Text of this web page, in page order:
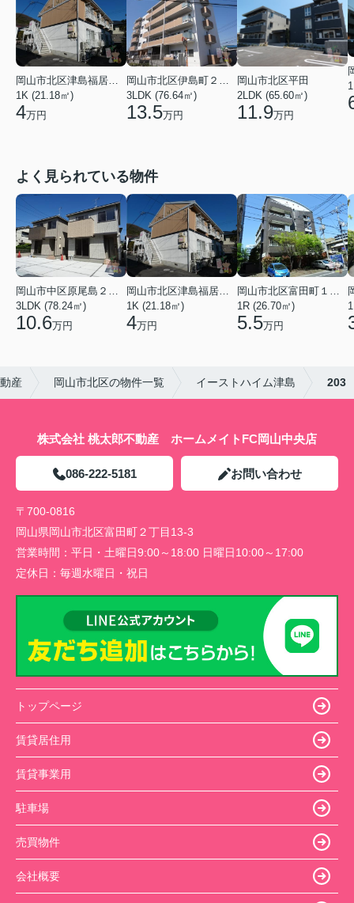
岡山市北区津島福居１丁目
1K (21.18㎡)
4万円
岡山市北区伊島町２丁目
3LDK (76.64㎡)
13.5万円
岡山市北区平田
2LDK (65.60㎡)
11.9万円
よく見られている物件
岡山市中区原尾島２丁目
3LDK (78.24㎡)
10.6万円
岡山市北区津島福居１丁目
1K (21.18㎡)
4万円
岡山市北区富田町１丁目
1R (26.70㎡)
5.5万円
産 岡山市北区の物件一覧 イーストハイム津島 203
株式会社 桃太郎不動産 ホームメイトFC岡山中央店
086-222-5181 お問い合わせ
〒700-0816
岡山県岡山市北区富田町２丁目13-3
営業時間： 平日・土曜日9:00～18:00 日曜日10:00～17:00
定休日： 毎週水曜日・祝日
トップページ
賃貸居住用
賃貸事業用
駐車場
売買物件
会社概要